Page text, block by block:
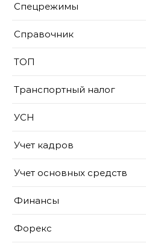
Спецрежимы
Справочник
ТОП
Транспортный налог
УСН
Учет кадров
Учет основных средств
Финансы
Форекс